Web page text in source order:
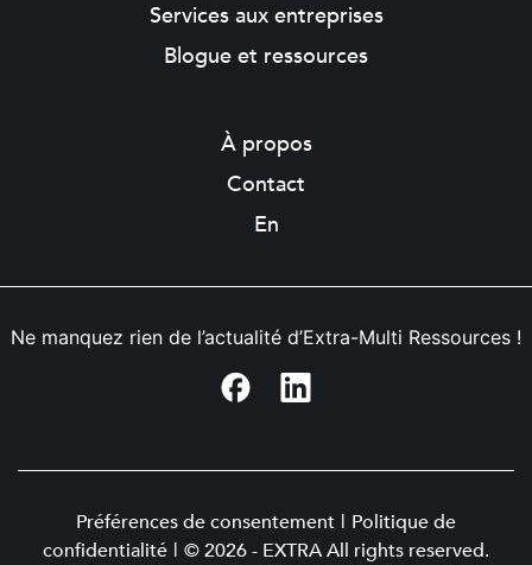
Services aux entreprises
Blogue et ressources
À propos
Contact
En
Ne manquez rien de l’actualité d’Extra-Multi Ressources !
Préférences de consentement | Politique de
confidentialité | © 2026 - EXTRA All rights reserved.